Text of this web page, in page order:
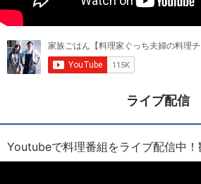
ライブ配信
Youtubeで料理番組をライブ配信中！